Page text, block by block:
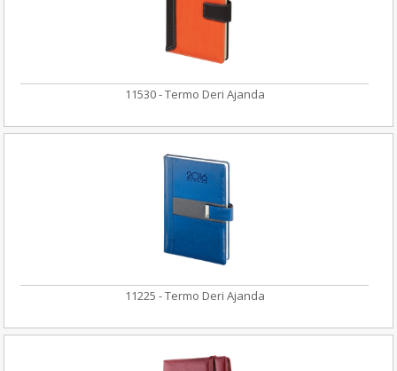
11530 - Termo Deri Ajanda
11225 - Termo Deri Ajanda